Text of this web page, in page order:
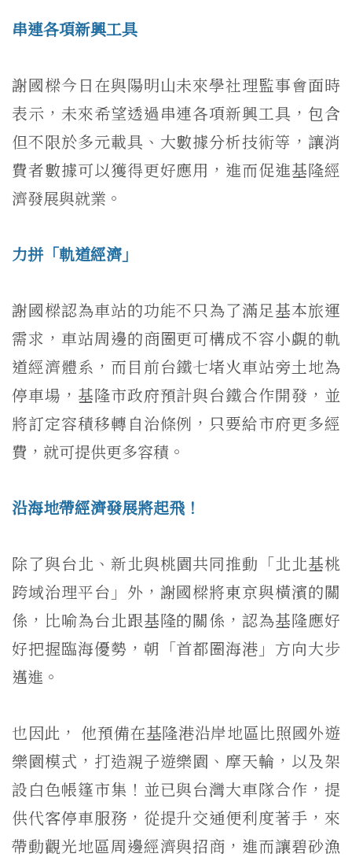
串連各項新興工具
謝國樑今日在與陽明山未來學社理監事會面時
表示，未來希望透過串連各項新興工具，包含
但不限於多元載具、大數據分析技術等，讓消
費者數據可以獲得更好應用，進而促進基隆經
濟發展與就業。
力拼「軌道經濟」
謝國樑認為車站的功能不只為了滿足基本旅運
需求，車站周邊的商圈更可構成不容小覷的軌
道經濟體系，而目前台鐵七堵火車站旁土地為
停車場，基隆市政府預計與台鐵合作開發，並
將訂定容積移轉自治條例，只要給市府更多經
費，就可提供更多容積。
沿海地帶經濟發展將起飛！
除了與台北、新北與桃園共同推動「北北基桃
跨域治理平台」外，謝國樑將東京與橫濱的關
係，比喻為台北跟基隆的關係，認為基隆應好
好把握臨海優勢，朝「首都圈海港」方向大步
邁進。
也因此， 他預備在基隆港沿岸地區比照國外遊
樂園模式，打造親子遊樂園、摩天輪，以及架
設白色帳篷市集！並已與台灣大車隊合作，提
供代客停車服務，從提升交通便利度著手，來
帶動觀光地區周邊經濟與招商，進而讓碧砂漁